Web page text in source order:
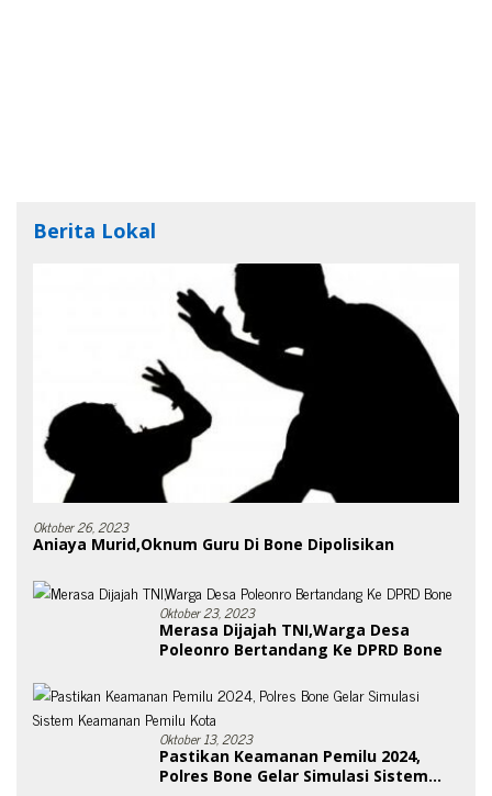
Berita Lokal
Oktober 26, 2023
Aniaya Murid,Oknum Guru Di Bone Dipolisikan
Oktober 23, 2023
Merasa Dijajah TNI,Warga Desa
Poleonro Bertandang Ke DPRD Bone
Oktober 13, 2023
Pastikan Keamanan Pemilu 2024,
Polres Bone Gelar Simulasi Sistem